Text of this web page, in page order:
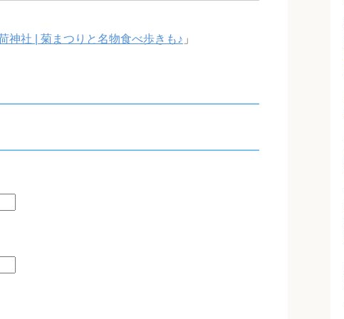
神社 | 菊まつりと名物食べ歩きも♪ 」